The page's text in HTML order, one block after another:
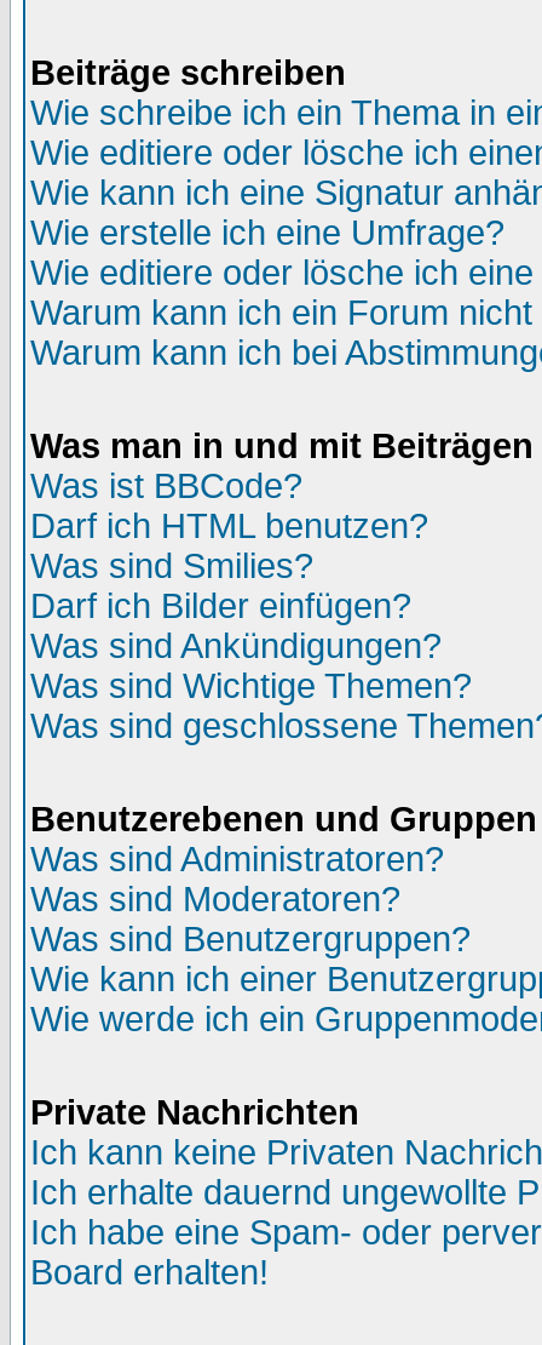
Beiträge schreiben
Wie schreibe ich ein Thema in
Wie editiere oder lösche ich
Wie kann ich eine Signatur
Wie erstelle ich eine Umfrage?
Wie editiere oder lösche ich
Warum kann ich ein Forum
Warum kann ich bei
Was man in und mit
Was ist BBCode?
Darf ich HTML benutzen?
Was sind Smilies?
Darf ich Bilder einfügen?
Was sind Ankündigungen?
Was sind Wichtige Themen?
Was sind geschlossene
Benutzerebenen und Gruppen
Was sind Administratoren?
Was sind Moderatoren?
Was sind Benutzergruppen?
Wie kann ich einer
Wie werde ich ein
Private Nachrichten
Ich kann keine Privaten
Ich erhalte dauernd ungewollte
Ich habe eine Spam- oder
Board erhalten!